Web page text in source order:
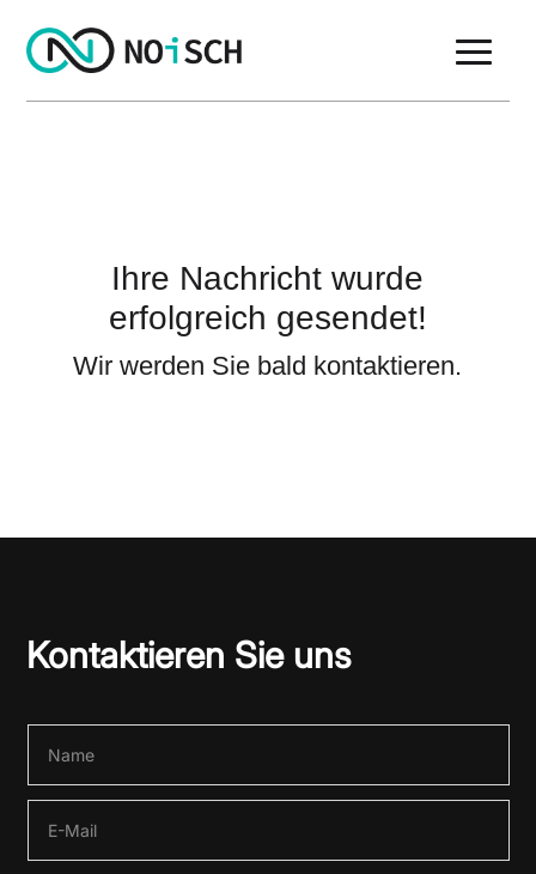
Ihre Nachricht wurde
erfolgreich gesendet!
Wir werden Sie bald kontaktieren.
Kontaktieren Sie uns